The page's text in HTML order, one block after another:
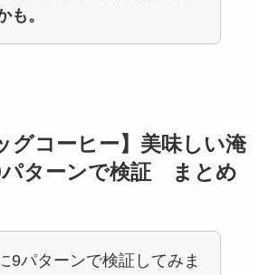
も。
グコーヒー】美味しい淹
パターンで検証 まとめ
9パターンで検証してみま